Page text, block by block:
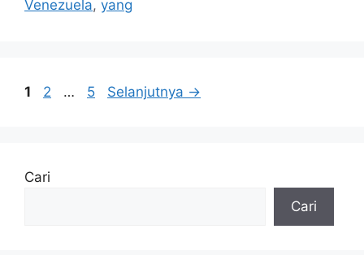
Venezuela, yang
Halaman
1 Halaman
2 … Halaman
5 Selanjutnya →
Cari
Cari